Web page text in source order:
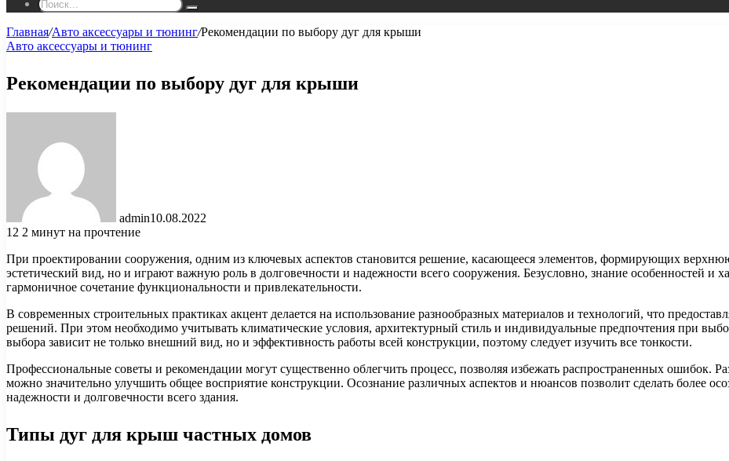
Поиск...
Главная/Авто аксессуары и тюнинг/Рекомендации по выбору дуг для крыши
Авто аксессуары и тюнинг
Рекомендации по выбору дуг для крыши
admin10.08.2022
12 2 минут на прочтение
При проектировании сооружения, одним из ключевых аспектов становится решение, касающееся элементов, формирующих
эстетический вид, но и играют важную роль в долговечности и надежности всего сооружения. Безусловно, знание особенностей и
гармоничное сочетание функциональности и привлекательности.
В современных строительных практиках акцент делается на использование разнообразных материалов и технологий, что
решений. При этом необходимо учитывать климатические условия, архитектурный стиль и индивидуальные предпочтения при
выбора зависит не только внешний вид, но и эффективность работы всей конструкции, поэтому следует изучить все тонкости.
Профессиональные советы и рекомендации могут существенно облегчить процесс, позволяя избежать распространенных ошибок.
можно значительно улучшить общее восприятие конструкции. Осознание различных аспектов и нюансов позволит сделать более
надежности и долговечности всего здания.
Типы дуг для крыш частных домов